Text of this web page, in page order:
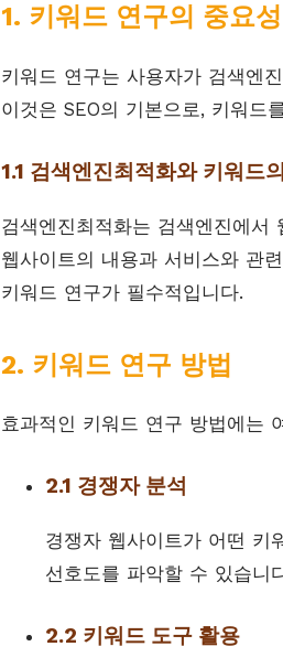
1. 키워드 연구의 중요성
키워드 연구는 사용자가 검색엔
이것은 SEO의 기본으로, 키워드
1.1 검색엔진최적화와 키워드
검색엔진최적화는 검색엔진에서
웹사이트의 내용과 서비스와 관
키워드 연구가 필수적입니다.
2. 키워드 연구 방법
효과적인 키워드 연구 방법에는
2.1 경쟁자 분석
경쟁자 웹사이트가 어떤 키
선호도를 파악할 수 있습니
2.2 키워드 도구 활용